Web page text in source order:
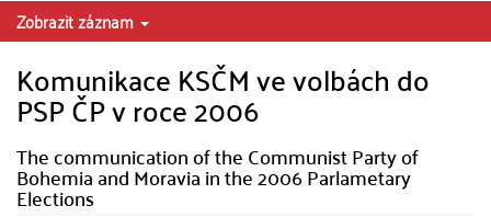
Zobrazit záznam
Komunikace KSČM ve volbách do
PSP ČP v roce 2006
The communication of the Communist Party of
Bohemia and Moravia in the 2006 Parlametary
Elections